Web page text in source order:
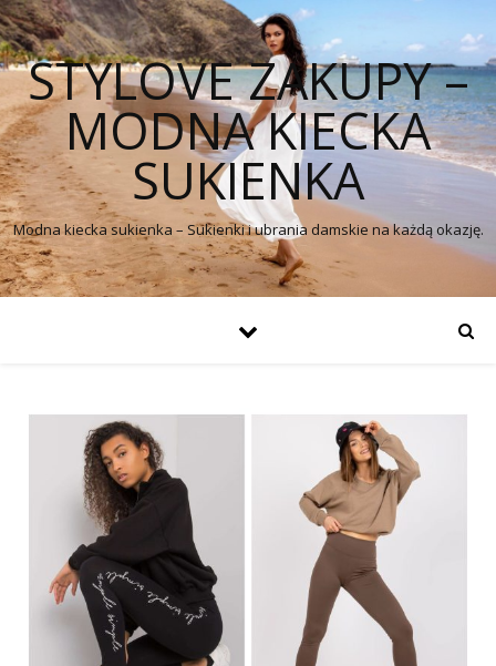
STYLOVE ZAKUPY –
MODNA KIECKA
SUKIENKA
Modna kiecka sukienka – Sukienki i ubrania damskie na każdą okazję.